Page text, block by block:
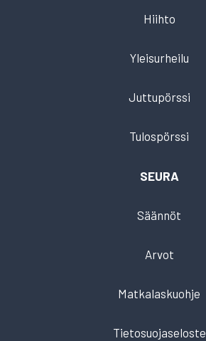
Hiihto
Yleisurheilu
Juttupörssi
Tulospörssi
SEURA
Säännöt
Arvot
Matkalaskuohje
Tietosuojaseloste